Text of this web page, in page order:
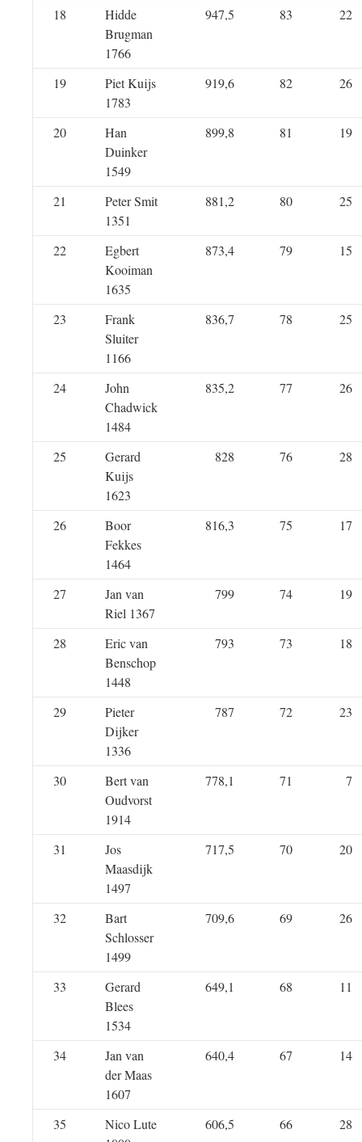
18
Hidde
Brugman
1766
947,5 83 22
19
Piet Kuijs
1783
919,6 82 26
20
Han
Duinker
1549
899,8 81 19
21
Peter Smit
1351
881,2 80 25
22
Egbert
Kooiman
1635
873,4 79 15
23
Frank
Sluiter
1166
836,7 78 25
24
John
Chadwick
1484
835,2 77 26
25
Gerard
Kuijs
1623
828 76 28
26
Boor
Fekkes
1464
816,3 75 17
27
Jan van
Riel 1367
799 74 19
28
Eric van
Benschop
1448
793 73 18
29
Pieter
Dijker
1336
787 72 23
30
Bert van
Oudvorst
1914
778,1 71 7
31
Jos
Maasdijk
1497
717,5 70 20
32
Bart
Schlosser
1499
709,6 69 26
33
Gerard
Blees
1534
649,1 68 11
34
Jan van
der Maas
1607
640,4 67 14
35
Nico Lute
606,5 66 28